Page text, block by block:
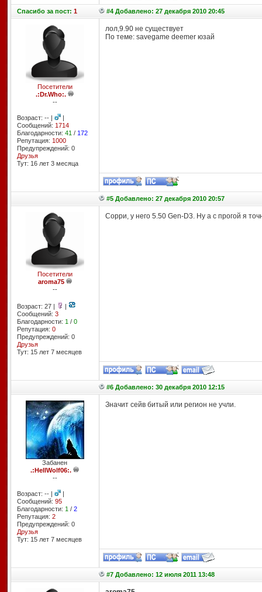
Спасибоза пост: 1 #4 Добавлено: 27 декабря 2010 20:45
Посетители
.:Dr.Who:.
--
Возраст: -- |
|
Сообщений: 1714
Благодарности: 41 / 172
Репутация: 1000
Предупреждений: 0
Друзья
Тут: 16 лет 3 месяцa
лол,9.90 не существует
По теме: savegame deemer юзай
#5 Добавлено: 27 декабря 2010 20:57
Посетители
aroma75
--
Возраст: 27 |
|
Сообщений: 3
Благодарности: 1 / 0
Репутация: 0
Предупреждений: 0
Друзья
Тут: 15 лет 7 месяцев
Сорри, у него 5.50 Gen-D3. Ну а с прогой я
#6 Добавлено: 30 декабря 2010 12:15
Забанен
.:HellWolf06:.
--
Возраст: -- |
|
Сообщений: 95
Благодарности: 1 / 2
Репутация: 2
Предупреждений: 0
Друзья
Тут: 15 лет 7 месяцев
Значит сейв битый или регион не учли.
#7 Добавлено: 12 июля 2011 13:48